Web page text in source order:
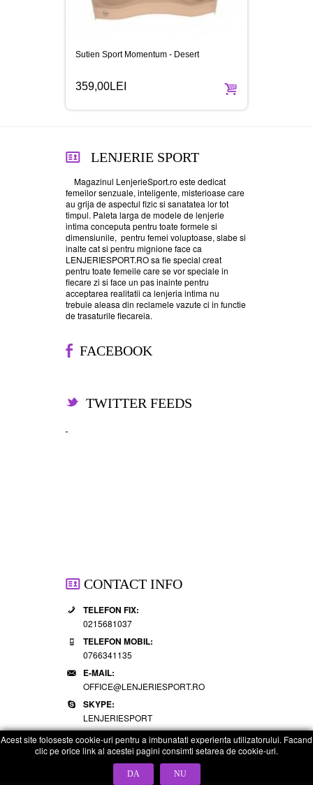
Sutien Sport Momentum - Desert
359,00LEI
LENJERIE SPORT
Magazinul LenjerieSport.ro este dedicat
femeilor senzuale, inteligente, misterioase care
au grija de aspectul fizic si sanatatea lor tot
timpul. Paleta larga de modele de lenjerie
intima conceputa pentru toate formele si
dimensiunile, pentru femei voluptoase, slabe si
inalte cat si pentru mignione face ca
LENJERIESPORT.RO sa fie special creat
pentru toate femeile care se vor speciale in
fiecare zi si face un pas inainte pentru
acceptarea realitatii ca lenjeria intima nu
trebuie aleasa din reclamele vazute ci in functie
de trasaturile fiecareia.
FACEBOOK
TWITTER FEEDS
CONTACT INFO
TELEFON FIX:
0215681037
TELEFON MOBIL:
0766341135
E-MAIL:
OFFICE@LENJERIESPORT.RO
SKYPE:
LENJERIESPORT
Acest site foloseste cookie-uri pentru a imbunatati experienta utilizatorului. Facand
clic pe orice link al acestei pagini consimti setarea de cookie-uri.
DA NU